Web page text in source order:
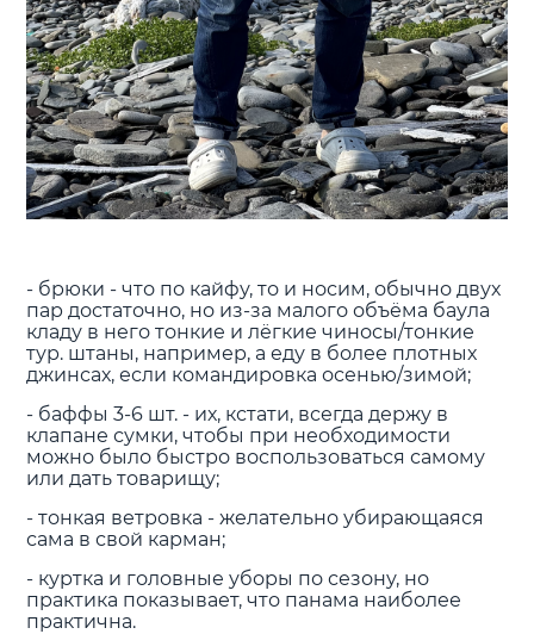
- брюки - что по кайфу, то и носим, обычно двух
пар достаточно, но из-за малого объёма баула
кладу в него тонкие и лёгкие чиносы/тонкие
тур. штаны, например, а еду в более плотных
джинсах, если командировка осенью/зимой;
- баффы 3-6 шт. - их, кстати, всегда держу в
клапане сумки, чтобы при необходимости
можно было быстро воспользоваться самому
или дать товарищу;
- тонкая ветровка - желательно убирающаяся
сама в свой карман;
- куртка и головные уборы по сезону, но
практика показывает, что панама наиболее
практична.